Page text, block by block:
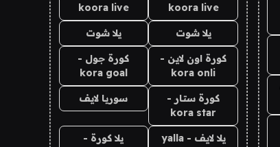
koora live
koora live
يلا شوت يلا شوت
كورة اون لاين -
kora onli
كورة جول -
kora goal
كورة ستار -
kora star
سوريا لايف
يلا لايف - yalla
يلا كورة -